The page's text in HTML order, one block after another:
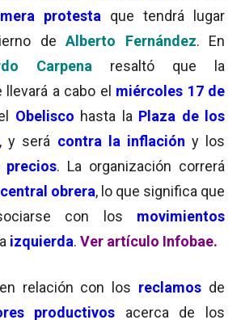
protesta que tendrá lugar
de Alberto Fernández. En
Carpena resaltó que la
llevará a cabo el miércoles 17 de
Obelisco hasta la Plaza de los
, y será contra la inflación y los
precios. La organización correrá
central obrera, lo que significa que
con los movimientos
izquierda. Ver artículo Infobae.
relación con los reclamos de
productivos acerca de los